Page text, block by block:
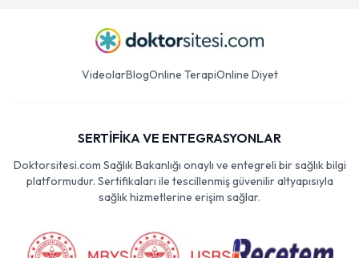
VideolarBlogOnline TerapiOnline Diyet
SERTİFİKA VE ENTEGRASYONLAR
Doktorsitesi.com Sağlık Bakanlığı onaylı ve entegreli bir sağlık bilgi
platformudur. Sertifikaları ile tescillenmiş güvenilir altyapısıyla
sağlık hizmetlerine erişim sağlar.